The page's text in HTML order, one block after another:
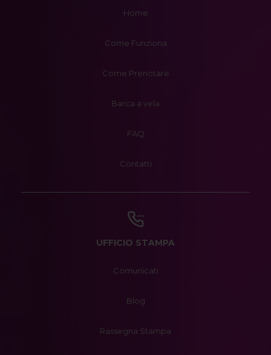
Home
Come Funziona
Come Prenotare
Barca a vela
FAQ
Contatti
UFFICIO STAMPA
Comunicati
Blog
Rassegna Stampa